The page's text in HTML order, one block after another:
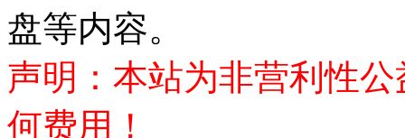
盘等内容。
声明：本站为非营利性
何费用！